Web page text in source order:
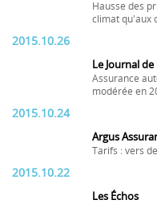
Hausse des
climat qu'aux
2015.10.26
Le Journal
Assurance
modérée en
2015.10.24
Argus
Tarifs : vers
2015.10.22
Les Échos